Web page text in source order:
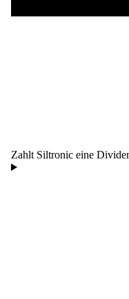
Zahlt Siltronic eine